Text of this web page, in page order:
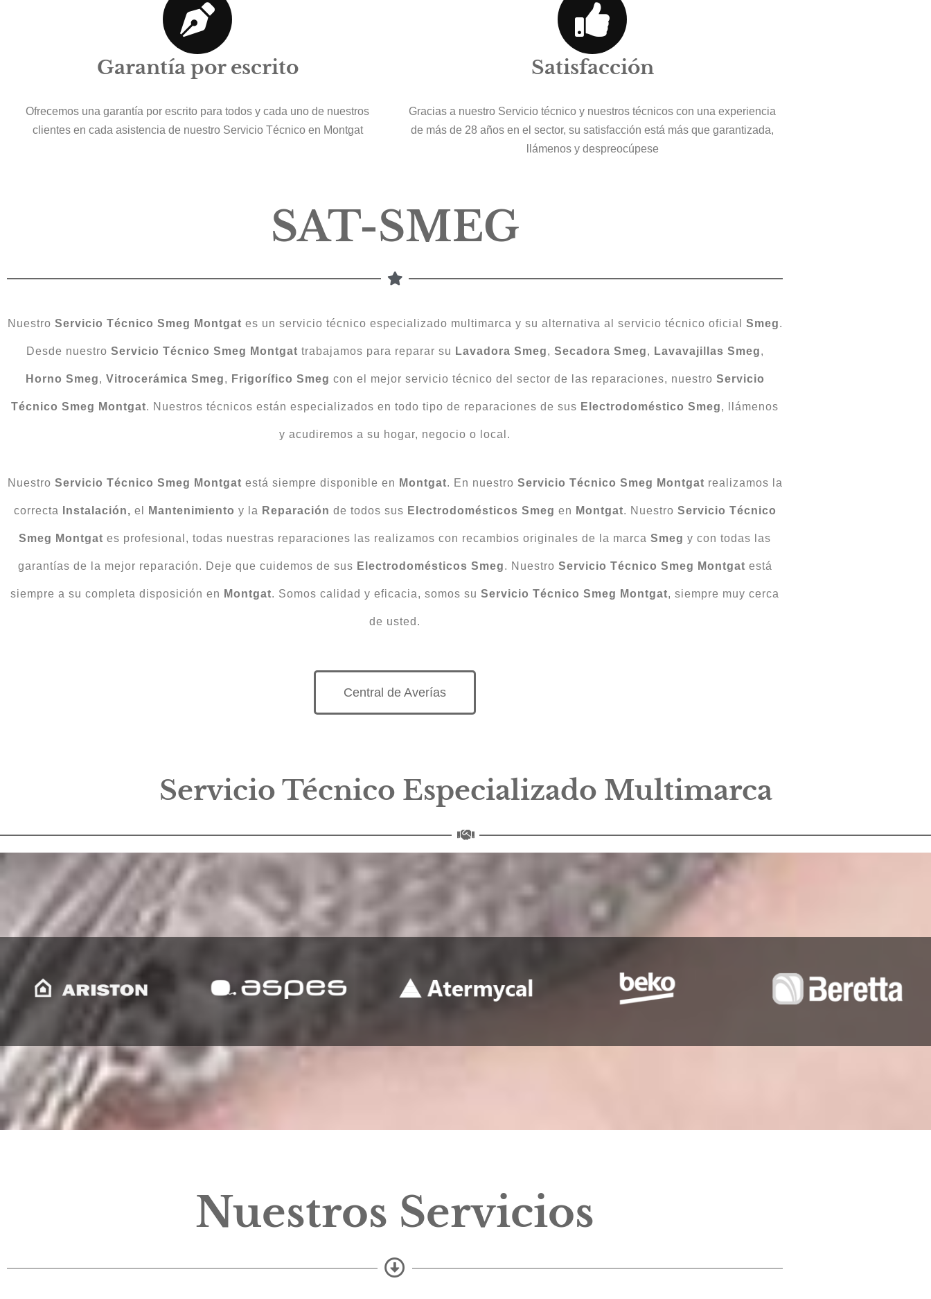
Garantía por escrito
Ofrecemos una garantía por escrito para todos y cada uno de nuestros
clientes en cada asistencia de nuestro Servicio Técnico en Montgat
Satisfacción
Gracias a nuestro Servicio técnico y nuestros técnicos con una experiencia
de más de 28 años en el sector, su satisfacción está más que garantizada,
llámenos y despreocúpese
SAT-SMEG
Nuestro Servicio Técnico Smeg Montgat es un servicio técnico especializado multimarca y su alternativa al servicio técnico oficial Smeg.
Desde nuestro Servicio Técnico Smeg Montgat trabajamos para reparar su Lavadora Smeg, Secadora Smeg, Lavavajillas Smeg,
Horno Smeg, Vitrocerámica Smeg, Frigorífico Smeg con el mejor servicio técnico del sector de las reparaciones, nuestro Servicio
Técnico Smeg Montgat. Nuestros técnicos están especializados en todo tipo de reparaciones de sus Electrodoméstico Smeg, llámenos
y acudiremos a su hogar, negocio o local.
Nuestro Servicio Técnico Smeg Montgat está siempre disponible en Montgat. En nuestro Servicio Técnico Smeg Montgat realizamos la
correcta Instalación, el Mantenimiento y la Reparación de todos sus Electrodomésticos Smeg en Montgat. Nuestro Servicio Técnico
Smeg Montgat es profesional, todas nuestras reparaciones las realizamos con recambios originales de la marca Smeg y con todas las
garantías de la mejor reparación. Deje que cuidemos de sus Electrodomésticos Smeg. Nuestro Servicio Técnico Smeg Montgat está
siempre a su completa disposición en Montgat. Somos calidad y eficacia, somos su Servicio Técnico Smeg Montgat, siempre muy cerca
de usted.
Central de Averías
Servicio Técnico Especializado Multimarca
Nuestros Servicios